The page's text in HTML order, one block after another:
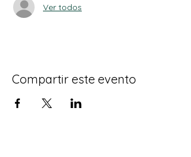
Ver todos
Compartir este evento